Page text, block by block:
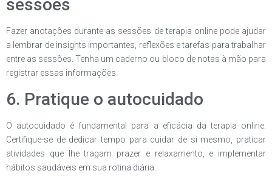
sessões
Fazer anotações durante as sessões de terapia online pode ajudar
a lembrar de insights importantes, reflexões e tarefas para trabalhar
entre as sessões. Tenha um caderno ou bloco de notas à mão para
registrar essas informações.
6. Pratique o autocuidado
O autocuidado é fundamental para a eficácia da terapia online.
Certifique-se de dedicar tempo para cuidar de si mesmo, praticar
atividades que lhe tragam prazer e relaxamento, e implementar
hábitos saudáveis em sua rotina diária.